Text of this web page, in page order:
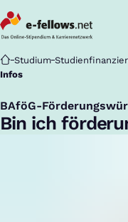
Startseite
Studium
Infos
BAföG-
:
Bin ich